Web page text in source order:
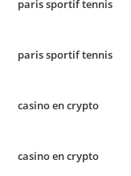
paris sportif tennis
paris sportif tennis
casino en crypto
casino en crypto